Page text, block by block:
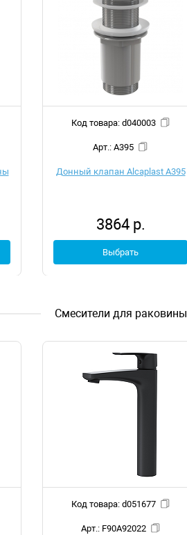
Код товара: d040003
Арт.: A395
Донный клапан Alcaplast A395
3864 р.
Выбрать
Смесители для раковины
Код товара: d051677
Арт.: F90A92022